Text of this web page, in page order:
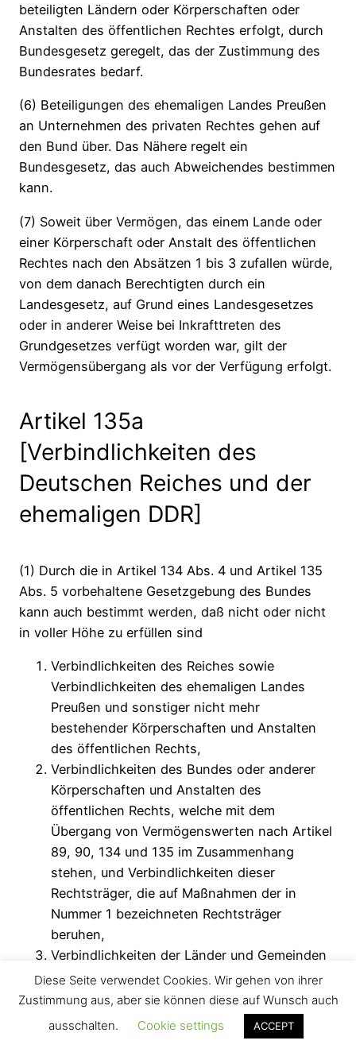
beteiligten Ländern oder Körperschaften oder
Anstalten des öffentlichen Rechtes erfolgt, durch
Bundesgesetz geregelt, das der Zustimmung des
Bundesrates bedarf.
(6) Beteiligungen des ehemaligen Landes Preußen
an Unternehmen des privaten Rechtes gehen auf
den Bund über. Das Nähere regelt ein
Bundesgesetz, das auch Abweichendes bestimmen
kann.
(7) Soweit über Vermögen, das einem Lande oder
einer Körperschaft oder Anstalt des öffentlichen
Rechtes nach den Absätzen 1 bis 3 zufallen würde,
von dem danach Berechtigten durch ein
Landesgesetz, auf Grund eines Landesgesetzes
oder in anderer Weise bei Inkrafttreten des
Grundgesetzes verfügt worden war, gilt der
Vermögensübergang als vor der Verfügung erfolgt.
Artikel 135a
[Verbindlichkeiten des
Deutschen Reiches und der
ehemaligen DDR]
(1) Durch die in Artikel 134 Abs. 4 und Artikel 135
Abs. 5 vorbehaltene Gesetzgebung des Bundes
kann auch bestimmt werden, daß nicht oder nicht
in voller Höhe zu erfüllen sind
Verbindlichkeiten des Reiches sowie
Verbindlichkeiten des ehemaligen Landes
Preußen und sonstiger nicht mehr
bestehender Körperschaften und Anstalten
des öffentlichen Rechts,
Verbindlichkeiten des Bundes oder anderer
Körperschaften und Anstalten des
öffentlichen Rechts, welche mit dem
Übergang von Vermögenswerten nach Artikel
89, 90, 134 und 135 im Zusammenhang
stehen, und Verbindlichkeiten dieser
Rechtsträger, die auf Maßnahmen der in
Nummer 1 bezeichneten Rechtsträger
beruhen,
Verbindlichkeiten der Länder und Gemeinden
(Gemeindeverbände), die aus Maßnahmen
entstanden sind, welche diese Rechtsträger
vor dem 01.August 1945 zur Durchführung von
Anordnungen der Besatzungsmächte oder zur
Diese Seite verwendet Cookies. Wir gehen von ihrer
Zustimmung aus, aber sie können diese auf Wunsch auch
ausschalten.
Cookie settings ACCEPT